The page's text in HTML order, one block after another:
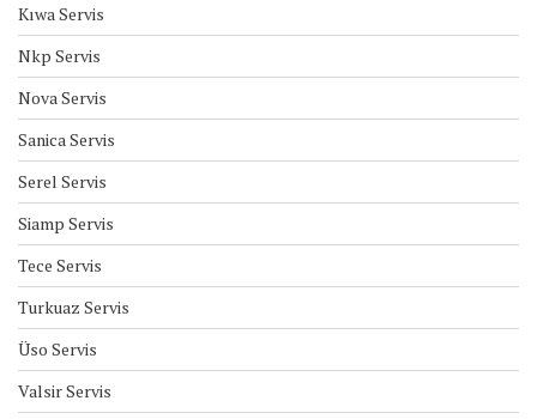
Kıwa Servis
Nkp Servis
Nova Servis
Sanica Servis
Serel Servis
Siamp Servis
Tece Servis
Turkuaz Servis
Üso Servis
Valsir Servis